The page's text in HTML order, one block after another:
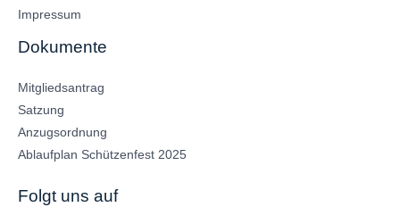
Impressum
Dokumente
Mitgliedsantrag
Satzung
Anzugsordnung
Ablaufplan Schützenfest 2025
Folgt uns auf